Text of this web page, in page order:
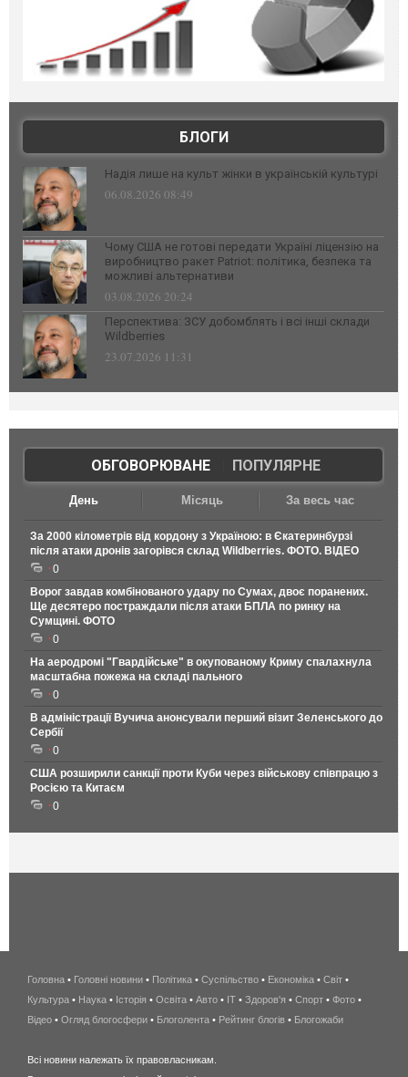
БЛОГИ
Надія лише на культ жінки в українській культурі
06.08.2026 08:49
Чому США не готові передати Україні ліцензію на
виробництво ракет Patriot: політика, безпека та
можливі альтернативи
03.08.2026 20:24
Перспектива: ЗСУ добомблять і всі інші склади
Wildberries
23.07.2026 11:31
ОБГОВОРЮВАНЕ| ПОПУЛЯРНЕ
День Місяць За весь час
За 2000 кілометрів від кордону з Україною: в Єкатеринбурзі
після атаки дронів загорівся склад Wildberries. ФОТО. ВІДЕО
0
Ворог завдав комбінованого удару по Сумах, двоє поранених.
Ще десятеро постраждали після атаки БПЛА по ринку на
Сумщині. ФОТО
0
На аеродромі "Гвардійське" в окупованому Криму спалахнула
масштабна пожежа на складі пального
0
В адміністрації Вучича анонсували перший візит Зеленського до
Сербії
0
США розширили санкції проти Куби через військову співпрацю з
Росією та Китаєм
0
беспроводной
интернет
киев
Головна • Головні новини • Політика • Суспільство • Економіка • Світ •
Культура • Наука • Історія • Освіта • Авто • IT • Здоров'я • Спорт • Фото •
Відео • Огляд блогосфери • Блоголента • Рейтинг блогів • Блогожаби
Всі новини належать їх правовласникам.